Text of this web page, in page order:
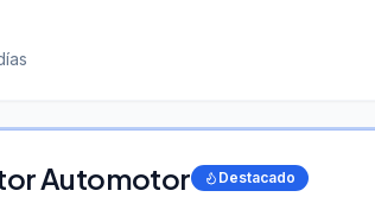
Automotor Destacado